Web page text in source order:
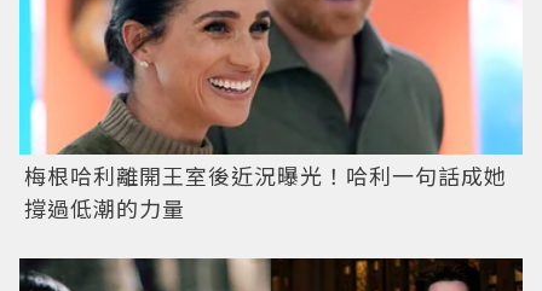
梅根哈利離開王室後近況曝光！哈利一句話成她
撐過低潮的力量